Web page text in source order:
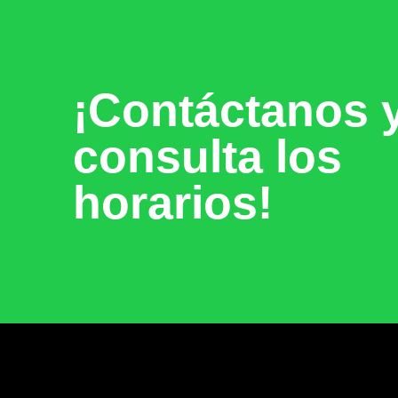
¡Contáctanos
consulta los
horarios!